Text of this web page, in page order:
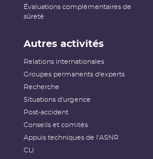
Évaluations complémentaires de
sûreté
Autres activités
Relations internationales
Groupes permanents d'experts
Recherche
Situations d'urgence
Post-accident
Conseils et comités
Appuis techniques de l'ASNR
CLI